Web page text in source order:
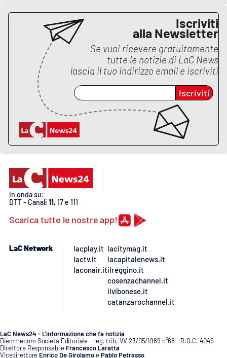
Iscriviti
alla Newsletter
Se vuoi ricevere gratuitamente
tutte le notizie di LaC News
lascia il tuo indirizzo email e iscriviti
Iscriviti
In onda su:
DTT - Canali 11, 17 e 111
Scarica tutte le nostre app!
LaC Network
lacplay.it
lactv.it
laconair.it
lacitymag.it
lacapitalenews.it
ilreggino.it
cosenzachannel.it
ilvibonese.it
catanzarochannel.it
LaC News24 - L’informazione che fa notizia
Diemmecom Società Editoriale - reg. trib. VV 23/05/1989 n°68 - R.O.C. 4049
Direttore Responsabile Francesco Laratta
Vicedirettore Enrico De GirolamoePablo Petrasso